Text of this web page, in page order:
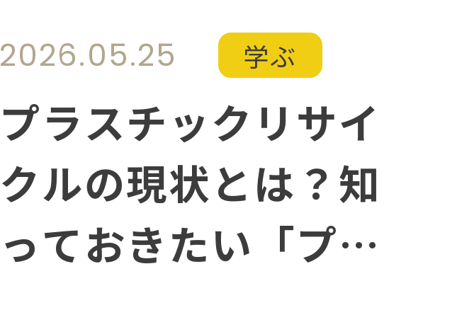
2026.05.25 学ぶ
プラスチックリサイ
クルの現状とは？知
っておきたい「プラ